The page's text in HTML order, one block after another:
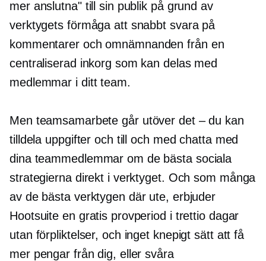
mer anslutna" till sin publik på grund av
verktygets förmåga att snabbt svara på
kommentarer och omnämnanden från en
centraliserad inkorg som kan delas med
medlemmar i ditt team.
Men teamsamarbete går utöver det – du kan
tilldela uppgifter och till och med chatta med
dina teammedlemmar om de bästa sociala
strategierna direkt i verktyget. Och som många
av de bästa verktygen där ute, erbjuder
Hootsuite en gratis provperiod i trettio dagar
utan förpliktelser, och inget knepigt sätt att få
mer pengar från dig, eller svåra